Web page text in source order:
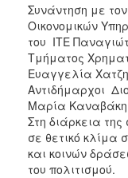
Συνάντηση με
Οικονομικών
του ΙΤΕ
Τμήματος
Ευαγγελία
Αντιδήμαρχοι
Μαρία Καναβάκη
Στη διάρκεια
σε θετικό κλίμα
και κοινών
του πολιτισμού.